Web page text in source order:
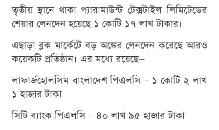
তৃতীয় স্থানে থাকা প্যারামাউন্ট টেক্সটাইল লিমিটেডের
শেয়ার লেনদেন হয়েছে ১ কোটি ১৭ লাখ টাকার।
এছাড়া ব্লক মার্কেটে বড় অঙ্কের লেনদেন করেছে আরও
কয়েকটি প্রতিষ্ঠান। এর মধ্যে রয়েছে—
লাফার্জহোলসিম বাংলাদেশ পিএলসি – ১ কোটি ২ লাখ
১ হাজার টাকা
সিটি ব্যাংক পিএলসি – ৪০ লাখ ৯৫ হাজার টাকা